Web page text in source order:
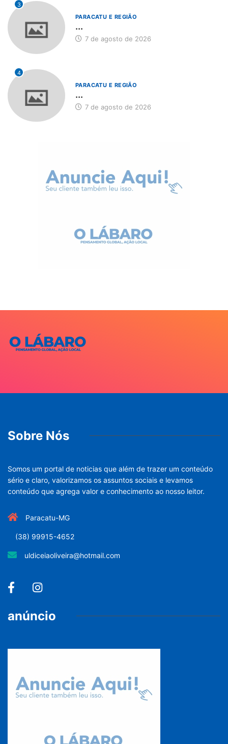
3
PARACATU E REGIÃO
...
7 de agosto de 2026
4
PARACATU E REGIÃO
...
7 de agosto de 2026
Sobre Nós
Somos um portal de noticias que além de trazer um conteúdo
sério e claro, valorizamos os assuntos sociais e levamos
conteúdo que agrega valor e conhecimento ao nosso leitor.
Paracatu-MG
(38) 99915-4652
uldiceiaoliveira@hotmail.com
anúncio